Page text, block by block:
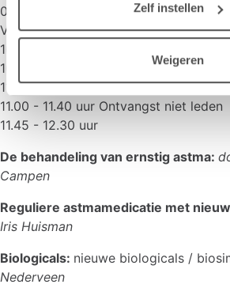
Zelf instellen
Weigeren
09.30 - 10.30 uur Binnenloop met
VND)
10.30 - 10.45 uur Welkom door
10.45 - 11.30 uur ALV VND
11.30 - 11.45 uur Minipauze
11.00 - 11.40 uur Ontvangst niet leden
11.45 - 12.30 uur
De behandeling van ernstig astma:
Campen
Reguliere astmamedicatie met
Iris Huisman
Biologicals: nieuwe biologicals /
Nederveen